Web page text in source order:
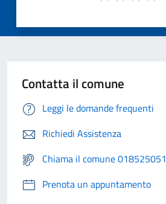
Contatta il comune
Leggi le domande frequenti
Richiedi Assistenza
Chiama il comune 018525051
Prenota un appuntamento